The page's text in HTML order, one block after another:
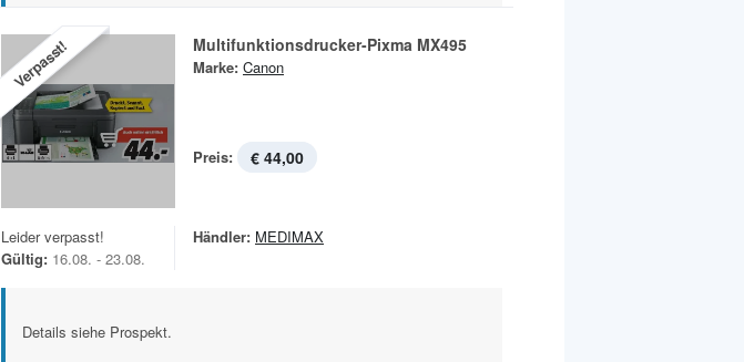
Verpasst! Multifunktionsdrucker-Pixma MX495
Marke: Canon
Preis: € 44,00
Leider verpasst!
Gültig: 16.08. - 23.08.
Händler: MEDIMAX
Details siehe Prospekt.